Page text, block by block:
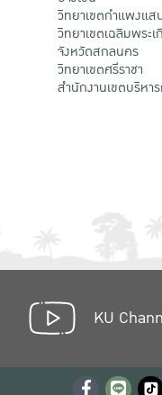
วิทยาเขตกําแพงแส
วิทยาเขตเฉลิมพระ
จังหวัดสกลนคร
วิทยาเขตศรีราชา
สำนักงานเขตบริห
KU